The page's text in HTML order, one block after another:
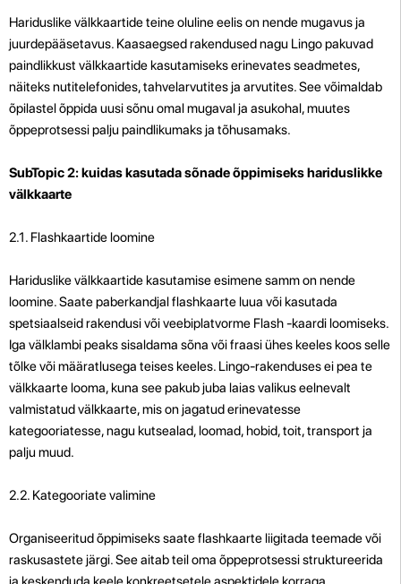
Hariduslike välkkaartide teine ​​oluline eelis on nende mugavus ja
juurdepääsetavus. Kaasaegsed rakendused nagu Lingo pakuvad
paindlikkust välkkaartide kasutamiseks erinevates seadmetes,
näiteks nutitelefonides, tahvelarvutites ja arvutites. See võimaldab
õpilastel õppida uusi sõnu omal mugaval ja asukohal, muutes
õppeprotsessi palju paindlikumaks ja tõhusamaks.
SubTopic 2: kuidas kasutada sõnade õppimiseks hariduslikke
välkkaarte
2.1. Flashkaartide loomine
Hariduslike välkkaartide kasutamise esimene samm on nende
loomine. Saate paberkandjal flashkaarte luua või kasutada
spetsiaalseid rakendusi või veebiplatvorme Flash -kaardi loomiseks.
Iga välklambi peaks sisaldama sõna või fraasi ühes keeles koos selle
tõlke või määratlusega teises keeles. Lingo-rakenduses ei pea te
välkkaarte looma, kuna see pakub juba laias valikus eelnevalt
valmistatud välkkaarte, mis on jagatud erinevatesse
kategooriatesse, nagu kutsealad, loomad, hobid, toit, transport ja
palju muud.
2.2. Kategooriate valimine
Organiseeritud õppimiseks saate flashkaarte liigitada teemade või
raskusastete järgi. See aitab teil oma õppeprotsessi struktureerida